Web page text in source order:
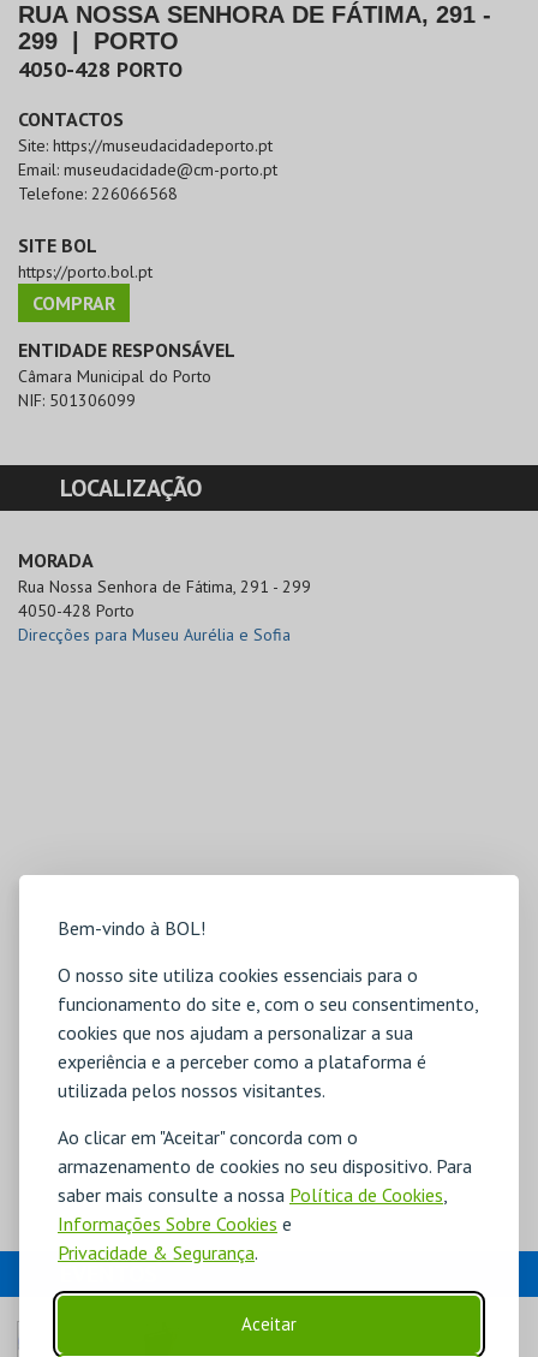
Bem-vindo à BOL!
O nosso site utiliza cookies essenciais para o
funcionamento do site e, com o seu consentimento,
cookies que nos ajudam a personalizar a sua
experiência e a perceber como a plataforma é
utilizada pelos nossos visitantes.
Ao clicar em "Aceitar" concorda com o
armazenamento de cookies no seu dispositivo. Para
saber mais consulte a nossa Política de Cookies
Informações Sobre Cookies e
Privacidade & Segurança.
Aceitar
RUA NOSSA SENHORA DE FÁTIMA, 291 -
299
PORTO
4050-428 PORTO
CONTACTOS
Site: https://museudacidadeporto.pt
Email: museudacidade@cm-porto.pt
Telefone: 226066568
SITE BOL
https://porto.bol.pt
COMPRAR
ENTIDADE RESPONSÁVEL
Câmara Municipal do Porto
NIF: 501306099
LOCALIZAÇÃO
MORADA
Rua Nossa Senhora de Fátima, 291 - 299
4050-428 Porto
Direcções para Museu Aurélia e Sofia